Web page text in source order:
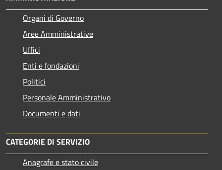
Organi di Governo
Aree Amministrative
Uffici
Enti e fondazioni
Politici
Personale Amministrativo
Documenti e dati
CATEGORIE DI SERVIZIO
Anagrafe e stato civile